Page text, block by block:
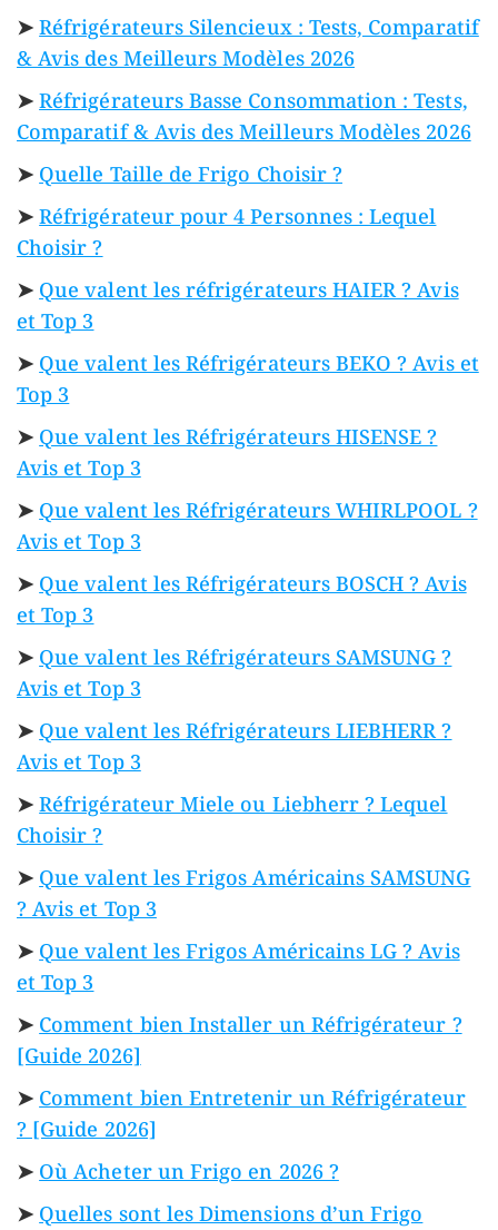
➤ Réfrigérateurs Silencieux : Tests, Comparatif
& Avis des Meilleurs Modèles 2026
➤ Réfrigérateurs Basse Consommation : Tests,
Comparatif & Avis des Meilleurs Modèles 2026
➤ Quelle Taille de Frigo Choisir ?
➤ Réfrigérateur pour 4 Personnes : Lequel
Choisir ?
➤ Que valent les réfrigérateurs HAIER ? Avis
et Top 3
➤ Que valent les Réfrigérateurs BEKO ? Avis et
Top 3
➤ Que valent les Réfrigérateurs HISENSE ?
Avis et Top 3
➤ Que valent les Réfrigérateurs WHIRLPOOL ?
Avis et Top 3
➤ Que valent les Réfrigérateurs BOSCH ? Avis
et Top 3
➤ Que valent les Réfrigérateurs SAMSUNG ?
Avis et Top 3
➤ Que valent les Réfrigérateurs LIEBHERR ?
Avis et Top 3
➤ Réfrigérateur Miele ou Liebherr ? Lequel
Choisir ?
➤ Que valent les Frigos Américains SAMSUNG
? Avis et Top 3
➤ Que valent les Frigos Américains LG ? Avis
et Top 3
➤ Comment bien Installer un Réfrigérateur ?
[Guide 2026]
➤ Comment bien Entretenir un Réfrigérateur
? [Guide 2026]
➤ Où Acheter un Frigo en 2026 ?
➤ Quelles sont les Dimensions d’un Frigo